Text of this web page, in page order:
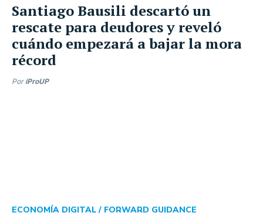
Santiago Bausili descartó un
rescate para deudores y reveló
cuándo empezará a bajar la mora
récord
Por iProUP
ECONOMÍA DIGITAL / FORWARD GUIDANCE